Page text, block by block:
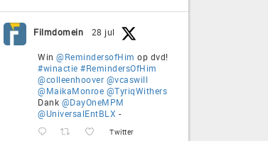
Filmdomein 28 jul
Win @RemindersofHim op dvd!
#winactie #RemindersOfHim
@colleenhoover @vcaswill
@MaikaMonroe @TyriqWithers
Dank @DayOneMPM
@UniversalEntBLX -
Twitter